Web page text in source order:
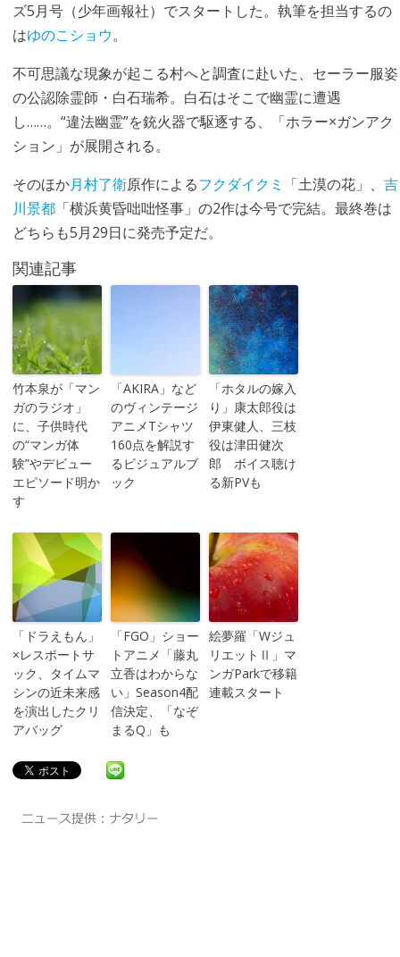
ズ5月号（少年画報社）でスタートした。執筆を担当するの
はゆのこショウ。
不可思議な現象が起こる村へと調査に赴いた、セーラー服姿
の公認除霊師・白石瑞希。白石はそこで幽霊に遭遇
し……。“違法幽霊”を銃火器で駆逐する、「ホラー×ガンアク
ション」が展開される。
そのほか月村了衛原作によるフクダイクミ 「土漠の花」、 吉
川景都「横浜黄昏咄咄怪事」の2作は今号で完結。最終巻は
どちらも5月29日に発売予定だ。
関連記事
竹本泉が「マン
ガのラジオ」
に、子供時代
の“マンガ体
験”やデビュー
エピソード明か
す
「AKIRA」など
のヴィンテージ
アニメTシャツ
160点を解説す
るビジュアルブ
ック
「ホタルの嫁入
り」康太郎役は
伊東健人、三枝
役は津田健次
郎 ボイス聴け
る新PVも
「ドラえもん」
×レスポートサ
ック、タイムマ
シンの近未来感
を演出したクリ
アバッグ
「FGO」ショー
トアニメ「藤丸
立香はわからな
い」Season4配
信決定、「なぞ
まるQ」も
絵夢羅「Wジュ
リエットⅡ」マ
ンガParkで移籍
連載スタート